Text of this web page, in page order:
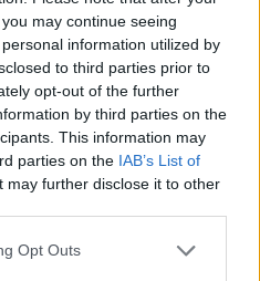
may continue seeing
information utilized by
to third parties prior to
opt-out of the further
by third parties on the
This information may
parties on the IAB’s List of
may further disclose it to other
Opt Outs
Ilir Kërçeli tregon
propozimin e LVV-së për
PDK-në dhe LDK-në